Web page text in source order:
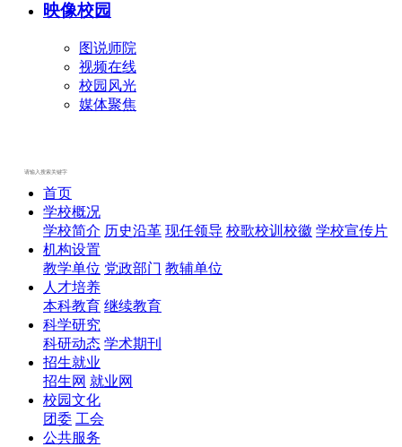
映像校园
图说师院
视频在线
校园风光
媒体聚焦
首页
学校概况
学校简介 历史沿革 现任领导 校歌校训校徽 学校宣传片
机构设置
教学单位 党政部门 教辅单位
人才培养
本科教育 继续教育
科学研究
科研动态 学术期刊
招生就业
招生网 就业网
校园文化
团委 工会
公共服务